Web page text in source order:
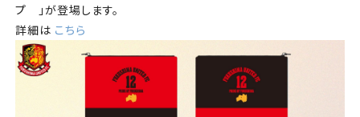
プ 」が登場します。
詳細は こちら